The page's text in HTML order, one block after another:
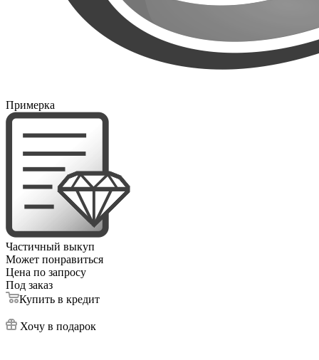
Примерка
Частичный выкуп
Может понравиться
Цена по запросу
Под заказ
Купить в кредит
Хочу в подарок